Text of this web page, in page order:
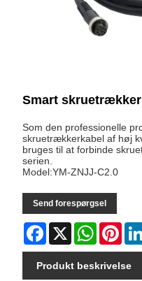
Smart
Som den professionelle
skruetrækkerkabel af høj
bruges til at forbinde
serien.
Model:YM-ZNJJ-C2.0
Send forespørgsel
Facebook
X WhatsApp
Produkt beskrivelse